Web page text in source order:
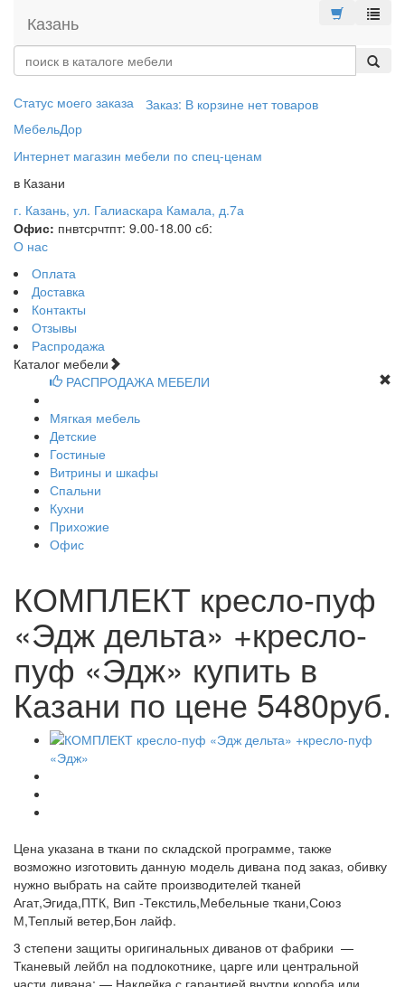
меню
Казань
Статус моего заказа Заказ: В корзине нет товаров
МебельДор
Интернет магазин мебели по спец-ценам
в Казани
г. Казань, ул. Галиаскара Камала, д.7а
Офис: пнвтсрчтпт: 9.00-18.00 сб:
О нас
Оплата
Доставка
Контакты
Отзывы
Распродажа
Каталог мебели
РАСПРОДАЖА МЕБЕЛИ
Мягкая мебель
Детские
Гостиные
Витрины и шкафы
Спальни
Кухни
Прихожие
Офис
КОМПЛЕКТ кресло-пуф
«Эдж дельта» +кресло-
пуф «Эдж» купить в
Казани по цене 5480руб.
Цена указана в ткани по складской программе, также
возможно изготовить данную модель дивана под заказ, обивку
нужно выбрать на сайте производителей тканей
Агат,Эгида,ПТК, Вип -Текстиль,Мебельные ткани,Союз
М,Теплый ветер,Бон лайф.
3 степени защиты оригинальных диванов от фабрики —
Тканевый лейбл на подлокотнике, царге или центральной
части дивана; — Наклейка с гарантией внутри короба или